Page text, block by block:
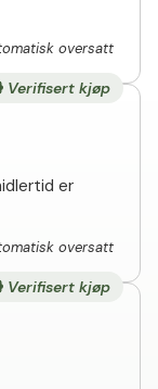
oversatt
Verifisert kjøp
er
oversatt
Verifisert kjøp